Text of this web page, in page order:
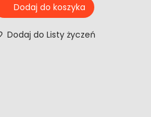
Dodaj do koszyka
Dodaj do Listy życzeń